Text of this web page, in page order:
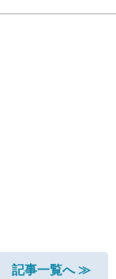
記事一覧へ ≫